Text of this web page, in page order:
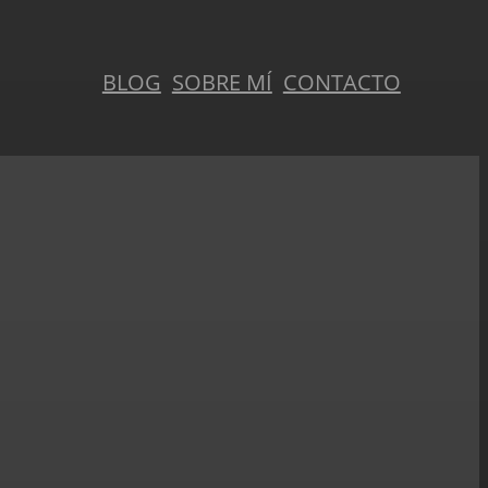
BLOG SOBRE MÍ CONTACTO